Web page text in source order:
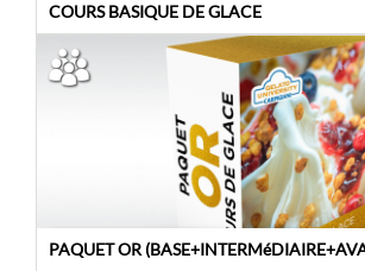
COURS BASIQUE DE GLACE
PAQUET OR